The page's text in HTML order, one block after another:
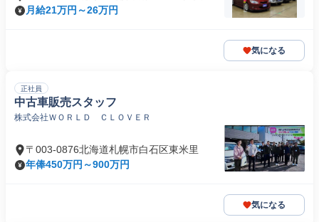
月給21万円～26万円
気になる
正社員
中古車販売スタッフ
株式会社ＷＯＲＬＤ ＣＬＯＶＥＲ
〒003-0876北海道札幌市白石区東米里
年俸450万円～900万円
気になる